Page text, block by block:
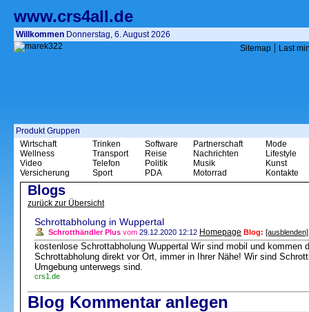
www.crs4all.de
Willkommen Donnerstag, 6. August 2026
Sitemap | Last
Produkt Gruppen
Wirtschaft
Wellness
Video
Versicherung
Trinken
Transport
Telefon
Sport
Software
Reise
Politik
PDA
Partnerschaft
Nachrichten
Musik
Motorrad
Mode
Lifestyle
Kunst
Kontakte
Blogs
zurück zur Übersicht
Schrottabholung in Wuppertal
Schrotthändler Plus vom 29.12.2020 12:12 Homepage Blog: [ausblenden]
kostenlose Schrottabholung Wuppertal Wir sind mobil und kommen
Schrottabholung direkt vor Ort, immer in Ihrer Nähe! Wir sind
Umgebung unterwegs sind.
crs1.de
Blog Kommentar anlegen